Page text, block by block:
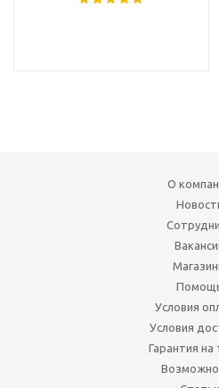
О
Условия
Условия
Гарантия на